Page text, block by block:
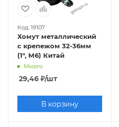
Код: 19107
Хомут металлический
с крепежом 32-36мм
(1", М6) Китай
Много
29,46 ₽/шт
В корзину